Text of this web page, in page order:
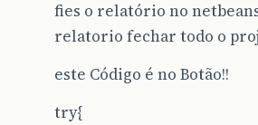
fies o relatório no
relatorio fechar todo o
este Código é no Botão!!
try{